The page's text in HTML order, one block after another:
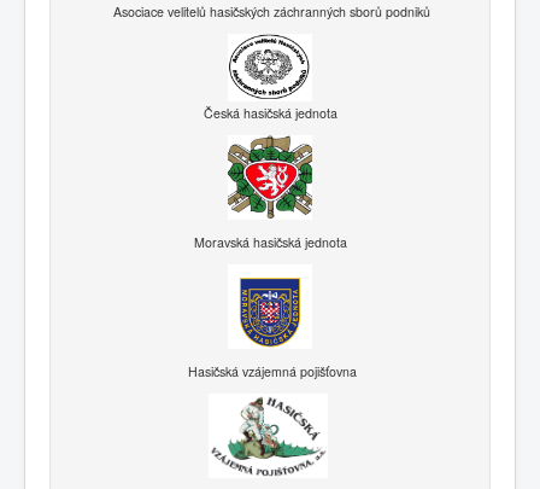
Asociace velitelů hasičských záchranných sborů podniků
Česká hasičská jednota
Moravská hasičská jednota
Hasičská vzájemná pojišťovna